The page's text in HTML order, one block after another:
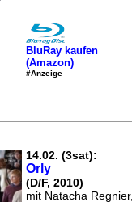
BluRay kaufen
(Amazon)
#Anzeige
14.02. (3sat):
Orly
(D/F, 2010)
mit Natacha